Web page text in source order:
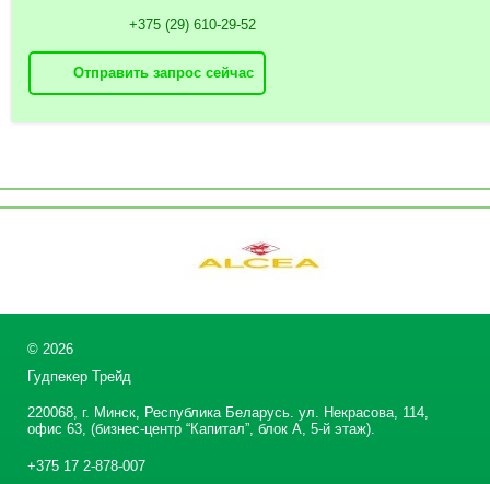
+375 (29) 610-29-52
Отправить запрос сейчас
© 2026
Гудпекер Трейд
220068, г. Минск, Республика Беларусь. ул. Некрасова, 114,
офис 63, (бизнес-центр “Капитал”, блок А, 5-й этаж).
+375 17 2-878-007